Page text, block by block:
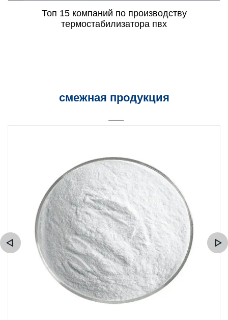
Топ 15 компаний по производству
термостабилизатора пвх
смежная продукция